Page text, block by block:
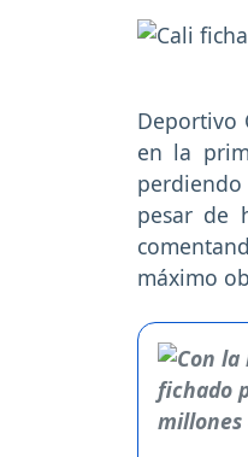
Deportivo
en la
pesar de
máximo